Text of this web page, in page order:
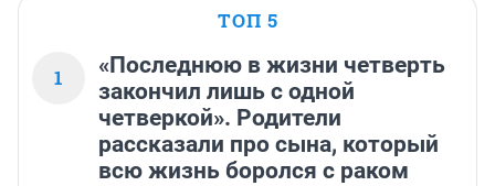
ТОП 5
1
«Последнюю в жизни четверть
закончил лишь с одной
четверкой». Родители
рассказали про сына, который
всю жизнь боролся с раком